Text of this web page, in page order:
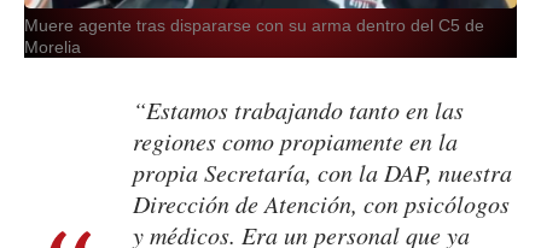
Muere agente tras dispararse con su arma dentro del C5 de
Morelia
“Estamos trabajando tanto en las
regiones como propiamente en la
propia Secretaría, con la DAP, nuestra
Dirección de Atención, con psicólogos
y médicos. Era un personal que ya